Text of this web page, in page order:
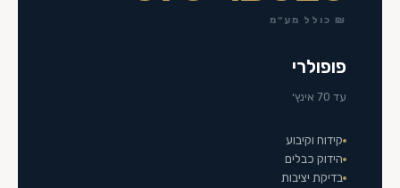
₪ כולל מע״מ
פופולרי
עד 70 אינץ׳
קידוח וקיבוע
הידוק כבלים
בדיקת יציבות